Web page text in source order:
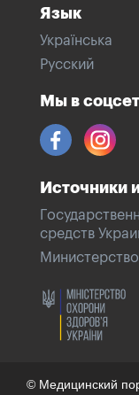
Язык
Українська
Русский
Мы в
Источники
средств
© Медицинский